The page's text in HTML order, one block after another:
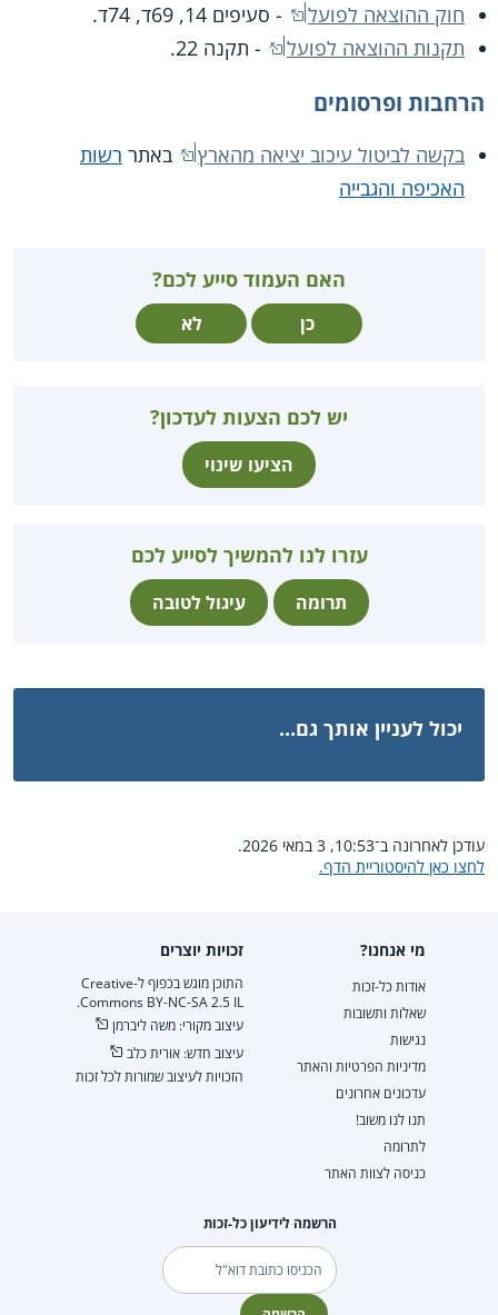
חוק ההוצאה לפועל
- סעיפים 14, 69ד, 74ד.
תקנות ההוצאה לפועל
- תקנה 22.
הרחבות ופרסומים
בקשה לביטול עיכוב יציאה מהארץ באתר רשות
האכיפה והגבייה
האם העמוד סייע לכם?
כן לא
יש לכם הצעות לעדכון?
הציעו שינוי
עזרו לנו להמשיך לסייע לכם
תרומה עיגול לטובה
יכול לעניין אותך גם...
עודכן לאחרונה ב־10:53, 3 במאי 2026.
לחצו כאן להיסטוריית הדף.
מי אנחנו?
אודות כל-זכות
שאלות ותשובות
נגישות
מדיניות הפרטיות והאתר
עדכונים אחרונים
תנו לנו משוב!
לתרומה
כניסה לצוות האתר
זכויות יוצרים
התוכן מוגש בכפוף ל-Creative
Commons BY-NC-SA 2.5 IL.
עיצוב מקורי: משה ליברמן
עיצוב חדש: אורית כלב
הזכויות לעיצוב שמורות לכל זכות
הרשמה לידיעון כל-זכות
דוא"ל